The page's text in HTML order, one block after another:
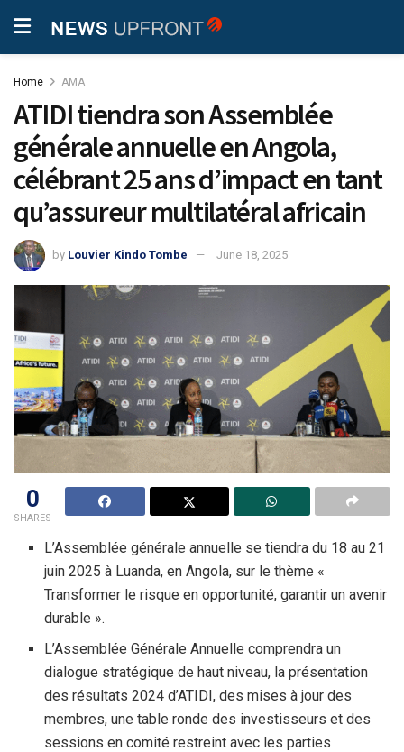
Home AMA
ATIDI tiendra son Assemblée
générale annuelle en Angola,
célébrant 25 ans d’impact en tant
qu’assureur multilatéral africain
by Louvier Kindo Tombe June 18, 2025
0
SHARES
L’Assemblée générale annuelle se tiendra du 18 au 21
juin 2025 à Luanda, en Angola, sur le thème «
Transformer le risque en opportunité, garantir un avenir
durable ».
L’Assemblée Générale Annuelle comprendra un
dialogue stratégique de haut niveau, la présentation
des résultats 2024 d’ATIDI, des mises à jour des
membres, une table ronde des investisseurs et des
sessions en comité restreint avec les parties